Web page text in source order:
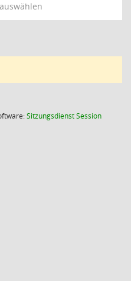
SitzungsdienstSession(Wird in